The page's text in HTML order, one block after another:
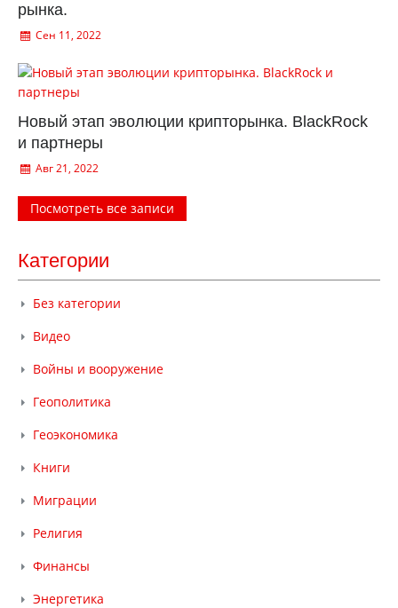
рынка.
Сен 11, 2022
Новый этап эволюции крипторынка. BlackRock
и партнеры
Авг 21, 2022
Посмотреть все записи
Категории
Без категории
Видео
Войны и вооружение
Геополитика
Геоэкономика
Книги
Миграции
Религия
Финансы
Энергетика